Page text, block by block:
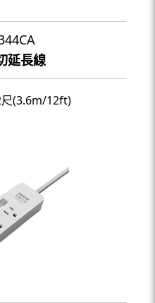
延長線
(3.6m/12ft)